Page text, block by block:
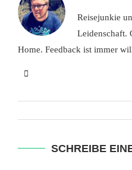
Reisejunkie
Leidenschaft.
Home. Feedback ist immer
SCHREIBE